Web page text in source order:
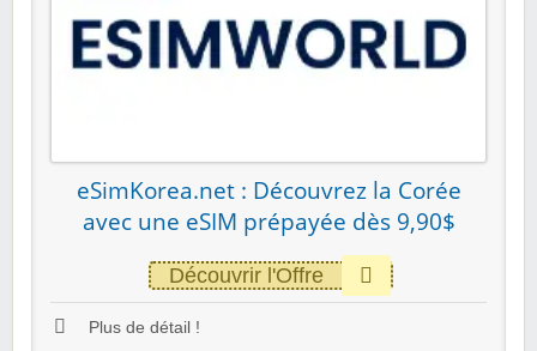
eSimKorea.net : Découvrez la Corée
avec une eSIM prépayée dès 9,90$
Découvrir l'Offre
Plus de détail !